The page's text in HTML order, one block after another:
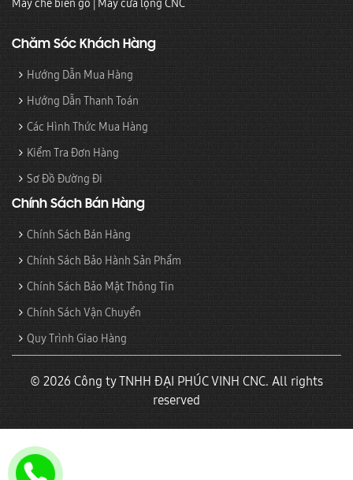
Máy chế biến gỗ | Máy cưa lọng CNC
Chăm Sóc Khách Hàng
Hướng Dẫn Mua Hàng
Hướng Dẫn Thanh Toán
Các Hình Thức Mua Hàng
Kiểm Tra Đơn Hàng
Sơ Đồ Đường Đi
Chính Sách Bán Hàng
Chính Sách Bán Hàng
Chính Sách Bảo Hành Sản Phẩm
Chính Sách Bảo Mật Thông Tin
Chính Sách Vận Chuyển
Quy Trình Giao Hàng
© 2026 Công ty TNHH ĐẠI PHÚC VINH CNC. All rights
reserved